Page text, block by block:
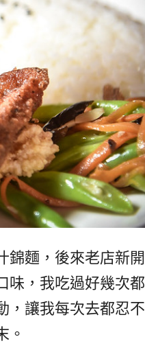
錦麵，後來老店新開
味，我吃過好幾次都
，讓我每次去都忍不
。